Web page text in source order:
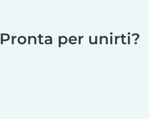
Pronta per unirti?